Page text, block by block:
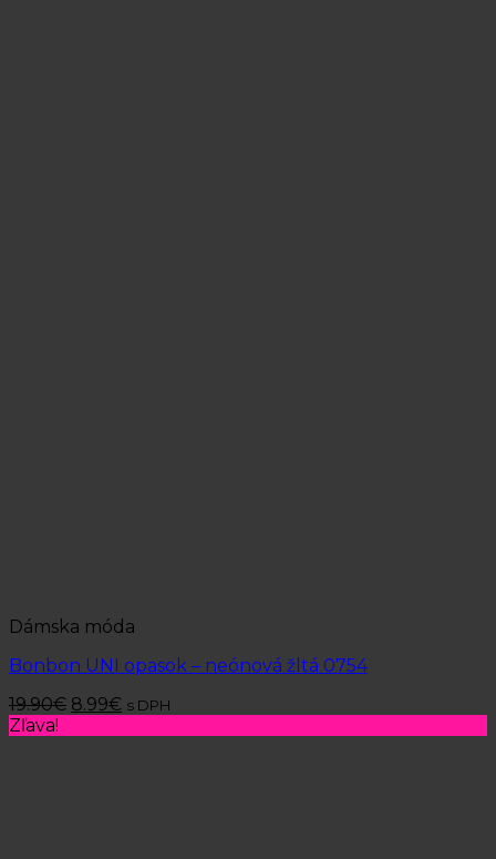
Dámska móda
Bonbon UNI opasok – neónová žltá 0754
19.90€ 8.99€ s DPH
Zľava!